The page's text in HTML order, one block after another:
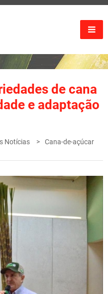
de cana
e adaptação
Notícias
Cana-de-açúcar